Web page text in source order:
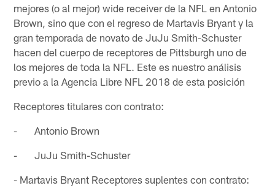
mejores (o al mejor) wide receiver de la NFL en Antonio
Brown, sino que con el regreso de Martavis Bryant y la
gran temporada de novato de JuJu Smith-Schuster
hacen del cuerpo de receptores de Pittsburgh uno de
los mejores de toda la NFL. Este es nuestro análisis
previo a la Agencia Libre NFL 2018 de esta posición
Receptores titulares con contrato:
- Antonio Brown
- JuJu Smith-Schuster
- Martavis Bryant Receptores suplentes con contrato: